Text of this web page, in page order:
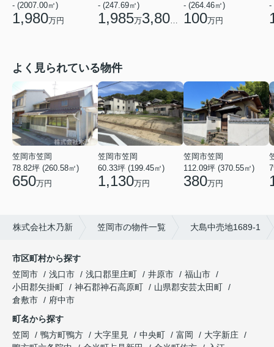
- (2007.00㎡)
1,980万円
- (247.69㎡)
1,985万3,800 円
- (264.46㎡)
100万円
-
よく見られている物件
笠岡市笠岡
78.82坪 (260.58㎡)
650万円
笠岡市笠岡
60.33坪 (199.45㎡)
1,130万円
笠岡市笠岡
112.09坪 (370.55㎡)
380万円
株式会社木乃新 笠岡市の物件一覧 大島中売地1689-1
市区町村から探す
笠岡市
浅口市 浅口郡里庄町 井原市
福山市
小田郡矢掛町
神石郡神石高原町
山県郡安芸太田町
倉敷市
府中市
町名から探す
笠岡
鴨方町鴨方 大字里見 中央町 富岡
大字新庄